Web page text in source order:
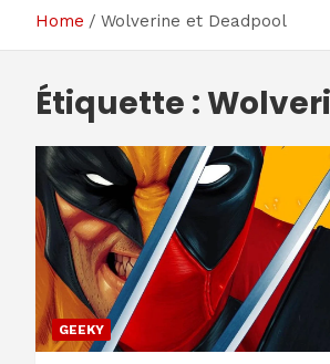
Home Wolverine et Deadpool
Étiquette :
GEEKY